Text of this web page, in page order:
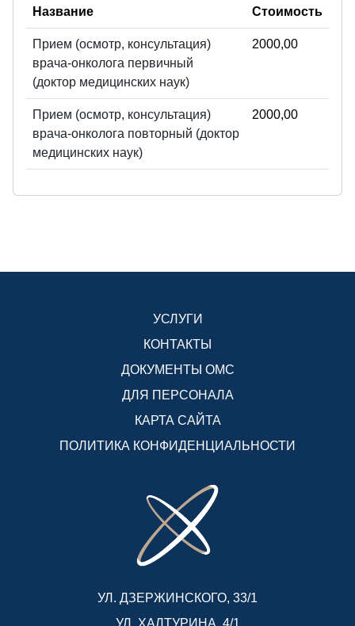
Название Стоимость
Прием (осмотр, консультация)
врача-онколога первичный
(доктор медицинских наук)
2000,00
Прием (осмотр, консультация)
врача-онколога повторный (доктор
медицинских наук)
2000,00
УСЛУГИ
КОНТАКТЫ
ДОКУМЕНТЫ ОМС
ДЛЯ ПЕРСОНАЛА
КАРТА САЙТА
ПОЛИТИКА КОНФИДЕНЦИАЛЬНОСТИ
УЛ. ДЗЕРЖИНСКОГО, 33/1
УЛ. ХАЛТУРИНА, 4/1